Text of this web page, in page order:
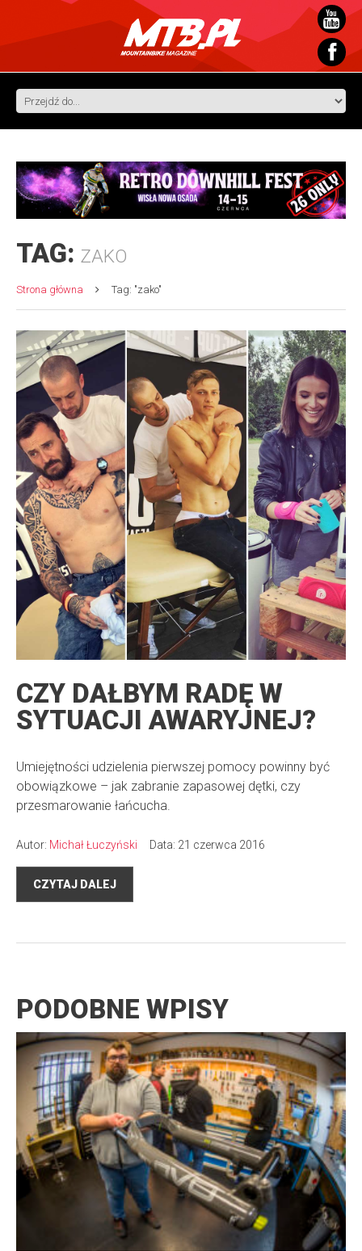
TAG: ZAKO
Strona główna Tag: "zako"
CZY DAŁBYM RADĘ W
SYTUACJI AWARYJNEJ?
Umiejętności udzielenia pierwszej pomocy powinny być
obowiązkowe – jak zabranie zapasowej dętki, czy
przesmarowanie łańcucha.
Autor: Michał Łuczyński Data: 21 czerwca 2016
CZYTAJ DALEJ
PODOBNE WPISY